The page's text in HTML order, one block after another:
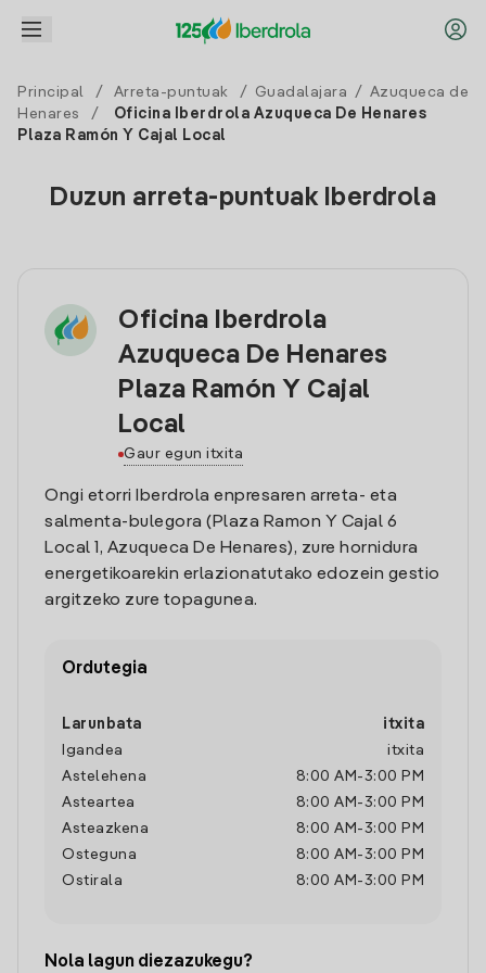
Principal / Arreta-puntuak / Guadalajara / Azuqueca de
Henares
/
Oficina Iberdrola Azuqueca De Henares
Plaza Ramón Y Cajal Local
Duzun arreta-puntuak Iberdrola
Oficina Iberdrola
Azuqueca De Henares
Plaza Ramón Y Cajal
Local
Gaur egun itxita
Ongi etorri Iberdrola enpresaren arreta- eta
salmenta-bulegora (Plaza Ramon Y Cajal 6
Local 1, Azuqueca De Henares), zure hornidura
energetikoarekin erlazionatutako edozein gestio
argitzeko zure topagunea.
Ordutegia
Larunbata
itxita
Igandea
itxita
Astelehena
8:00 AM -3:00 PM
Asteartea
8:00 AM -3:00 PM
Asteazkena
8:00 AM -3:00 PM
Osteguna
8:00 AM -3:00 PM
Ostirala
8:00 AM -3:00 PM
Nola lagun diezazukegu?